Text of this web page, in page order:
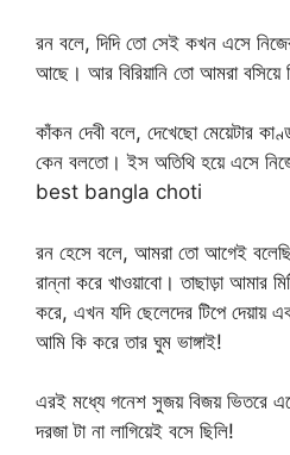
রন বলে, দিদি তো সেই কখন এসে
আছে। আর বিরিয়ানি তো আমরা বসিয়ে
কাঁকন দেবী বলে, দেখেছো মেয়েটার
কেন বলতো। ইস অতিথি হয়ে এসে
best bangla choti
রন হেসে বলে, আমরা তো আগেই
রান্না করে খাওয়াবো। তাছাড়া আমার
করে, এখন যদি ছেলেদের টিপে দেয়ায়
আমি কি করে তার ঘুম ভাঙ্গাই!
এরই মধ্যে গনেশ সুজয় বিজয় ভিতরে
দরজা টা না লাগিয়েই বসে ছিলি!